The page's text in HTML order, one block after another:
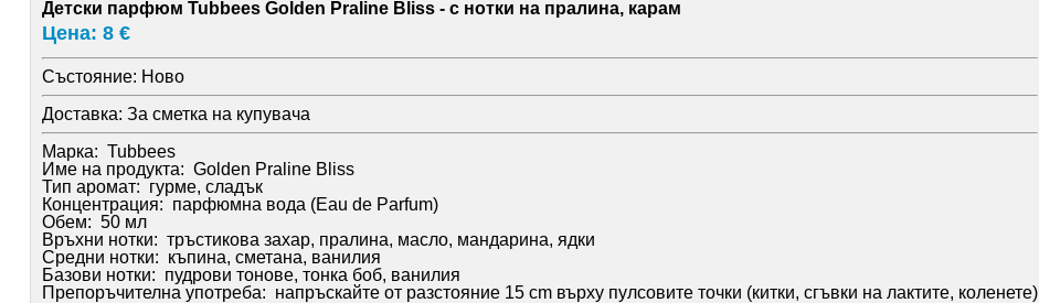
Детски парфюм Tubbees Golden Praline Bliss - с нотки на пралина, карам
Цена: 8 €
Състояние: Ново
Доставка: За сметка на купувача
Марка: Tubbees
Име на продукта: Golden Praline Bliss
Тип аромат: гурме, сладък
Концентрация: парфюмна вода (Eau de Parfum)
Обем: 50 мл
Връхни нотки: тръстикова захар, пралина, масло, мандарина, ядки
Средни нотки: къпина, сметана, ванилия
Базови нотки: пудрови тонове, тонка боб, ванилия
Препоръчителна употреба: напръскайте от разстояние 15 cm върху пулсовите точки (китки, сгъвки на лактите, коленете)